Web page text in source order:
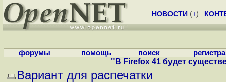
НОВОСТИ (+)
форумы помощь поиск
"В Firefox 41 будет
Вариант для распечатки